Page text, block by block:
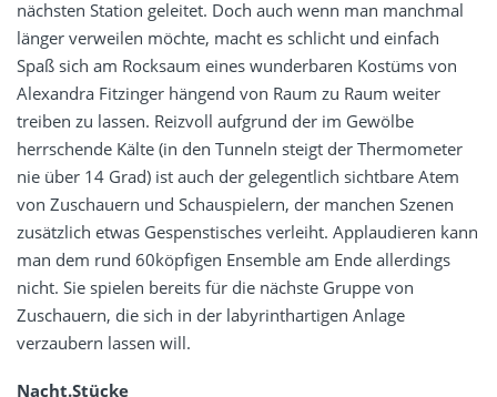
nächsten Station geleitet. Doch auch wenn man manchmal
länger verweilen möchte, macht es schlicht und einfach
Spaß sich am Rocksaum eines wunderbaren Kostüms von
Alexandra Fitzinger hängend von Raum zu Raum weiter
treiben zu lassen. Reizvoll aufgrund der im Gewölbe
herrschende Kälte (in den Tunneln steigt der Thermometer
nie über 14 Grad) ist auch der gelegentlich sichtbare Atem
von Zuschauern und Schauspielern, der manchen Szenen
zusätzlich etwas Gespenstisches verleiht. Applaudieren kann
man dem rund 60köpfigen Ensemble am Ende allerdings
nicht. Sie spielen bereits für die nächste Gruppe von
Zuschauern, die sich in der labyrinthartigen Anlage
verzaubern lassen will.
Nacht.Stücke